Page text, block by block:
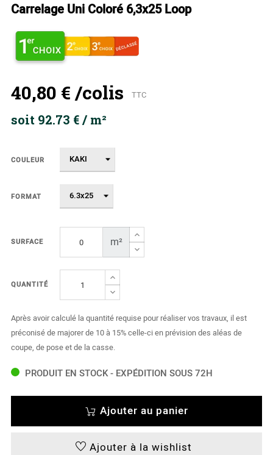
Carrelage Uni Coloré 6,3x25 Loop
40,80 € /colis TTC
soit 92.73 € / m²
COULEUR
FORMAT
SURFACE m²
QUANTITÉ
Après avoir calculé la quantité requise pour réaliser vos travaux, il est
préconisé de majorer de 10 à 15% celle-ci en prévision des aléas de
coupe, de pose et de la casse.
PRODUIT EN STOCK - EXPÉDITION SOUS 72H
Ajouter au panier
Ajouter à la wishlist